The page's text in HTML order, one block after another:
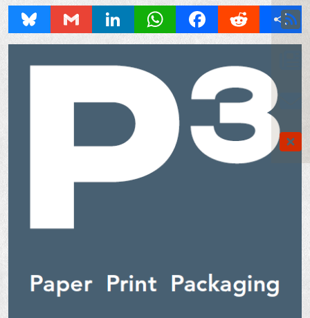
Bluesky Gmail LinkedInWhatsAppFacebookReddit Share